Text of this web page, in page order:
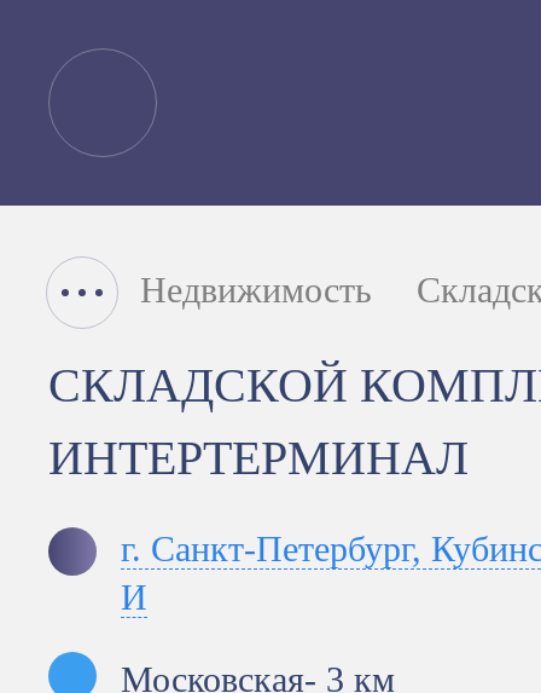
Недвижимость
СКЛАДСКОЙ
ИНТЕРТЕРМИНАЛ
г. Санкт-Петербург,
И
Московская- 3 км